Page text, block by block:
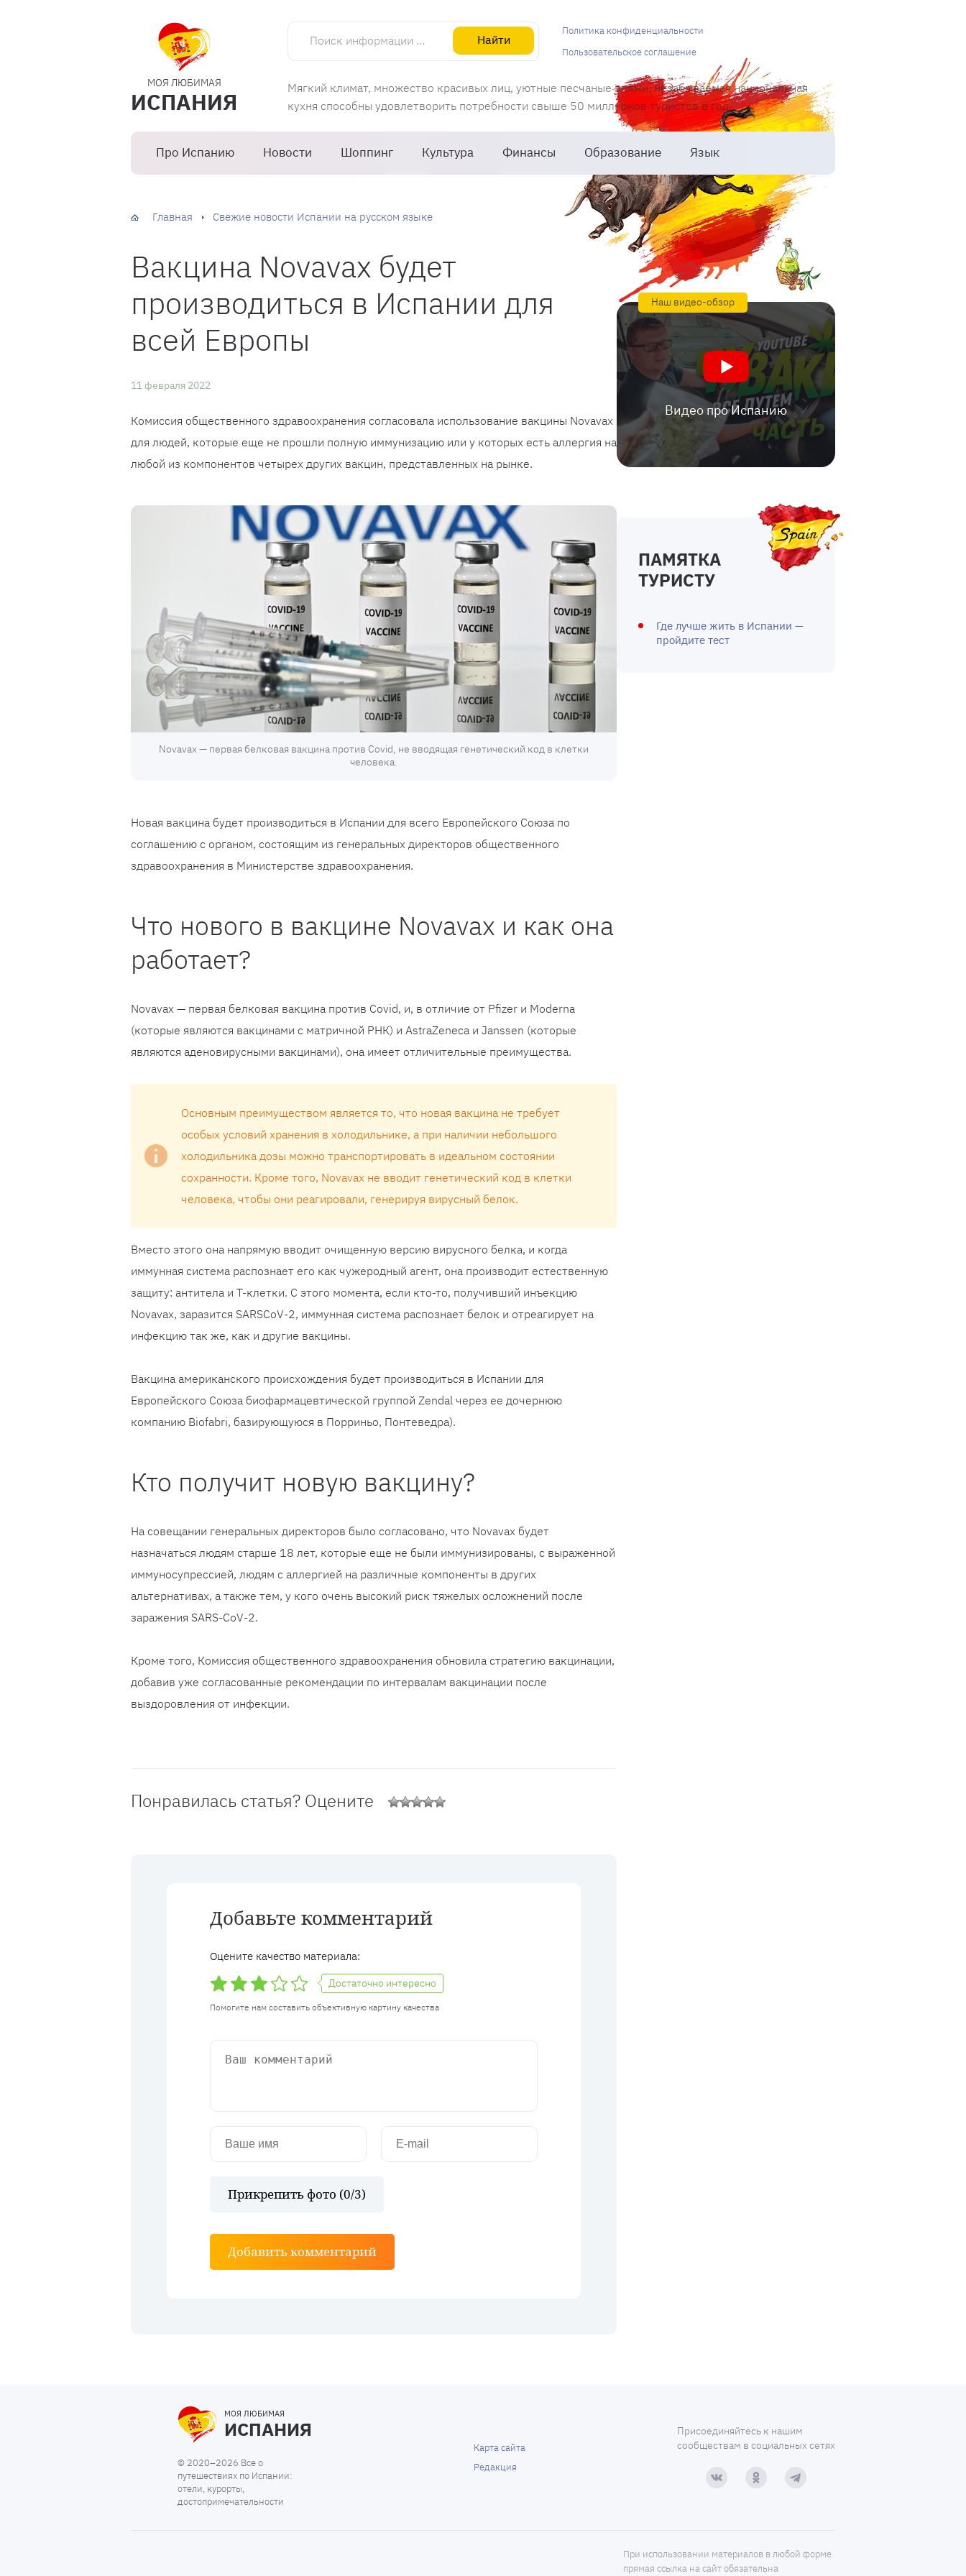
МОЯ ЛЮБИМАЯ
ИСПАНИЯ
Поиск информации об Испании
Найти
Мягкий климат, множество красивых лиц, уютные песчаные пляжи, незабываемая национальная
кухня способны удовлетворить потребности свыше 50 миллионов туристов в год.
Про Испанию Новости Шоппинг Культура Финансы Образование Язык
Политика конфиденциальности
Пользовательское соглашение
Главная Свежие новости Испании на русском языке
Вакцина Novavax будет
производиться в Испании для
всей Европы
11 февраля 2022
Комиссия общественного здравоохранения согласовала использование вакцины Novavax
для людей, которые еще не прошли полную иммунизацию или у которых есть аллергия на
любой из компонентов четырех других вакцин, представленных на рынке.
Novavax — первая белковая вакцина против Covid, не вводящая генетический код в клетки
человека.
Новая вакцина будет производиться в Испании для всего Европейского Союза по
соглашению с органом, состоящим из генеральных директоров общественного
здравоохранения в Министерстве здравоохранения.
Что нового в вакцине Novavax и как она
работает?
Novavax — первая белковая вакцина против Covid, и, в отличие от Pfizer и Moderna
(которые являются вакцинами с матричной РНК) и AstraZeneca и Janssen (которые
являются аденовирусными вакцинами), она имеет отличительные преимущества.
Основным преимуществом является то, что новая вакцина не требует
особых условий хранения в холодильнике, а при наличии небольшого
холодильника дозы можно транспортировать в идеальном состоянии
сохранности. Кроме того, Novavax не вводит генетический код в клетки
человека, чтобы они реагировали, генерируя вирусный белок.
Вместо этого она напрямую вводит очищенную версию вирусного белка, и когда
иммунная система распознает его как чужеродный агент, она производит естественную
защиту: антитела и Т-клетки. С этого момента, если кто-то, получивший инъекцию
Novavax, заразится SARSCoV-2, иммунная система распознает белок и отреагирует на
инфекцию так же, как и другие вакцины.
Вакцина американского происхождения будет производиться в Испании для
Европейского Союза биофармацевтической группой Zendal через ее дочернюю
компанию Biofabri, базирующуюся в Порриньо, Понтеведра).
Кто получит новую вакцину?
На совещании генеральных директоров было согласовано, что Novavax будет
назначаться людям старше 18 лет, которые еще не были иммунизированы, с выраженной
иммуносупрессией, людям с аллергией на различные компоненты в других
альтернативах, а также тем, у кого очень высокий риск тяжелых осложнений после
заражения SARS-CoV-2.
Кроме того, Комиссия общественного здравоохранения обновила стратегию вакцинации,
добавив уже согласованные рекомендации по интервалам вакцинации после
выздоровления от инфекции.
Понравилась статья? Оцените
Добавьте комментарий
Оцените качество материала:
Достаточно интересно
Помогите нам составить объективную картину качества
Прикрепить фото (0/3)
Добавить комментарий
Наш видео-обзор
Видео про Испанию
ПАМЯТКА
ТУРИСТУ
Где лучше жить в Испании —
пройдите тест
МОЯ ЛЮБИМАЯ
ИСПАНИЯ
© 2020–2026 Все о
путешествиях по Испании:
отели, курорты,
достопримечательности
Карта сайта
Редакция
Присоединяйтесь к нашим
сообществам в социальных сетях
При использовании материалов в любой форме
прямая ссылка на сайт обязательна